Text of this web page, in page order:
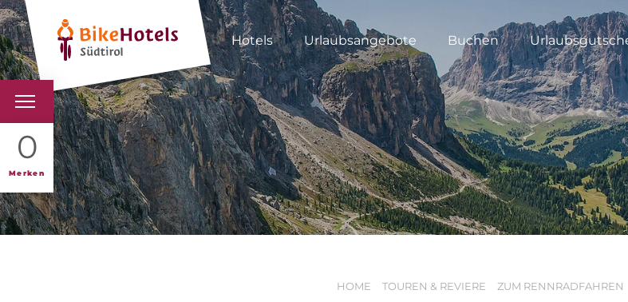
Hotels Urlaubsangebote Buchen
0
Merken
BIKEHOTELS
HOTELS & PAKETE
TOUREN & REVIERE
HOME TOUREN & REVIERE ZUM RENNRADFAHREN